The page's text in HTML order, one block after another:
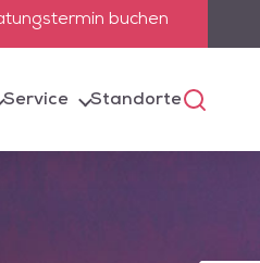
buchen
Service Standorte